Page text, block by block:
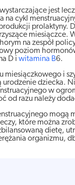
jest
na cykl
prolaktyny.
miesiączce.
na zespół
poziom
D i witamina B6.
miesiączkowego i
dziecka.
w
od razu należy
mogą
które można
dietę,
organizmu,